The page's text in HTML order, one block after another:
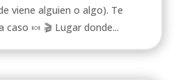
viene alguien o algo). Te
caso 🍬 🎬 Lugar donde...